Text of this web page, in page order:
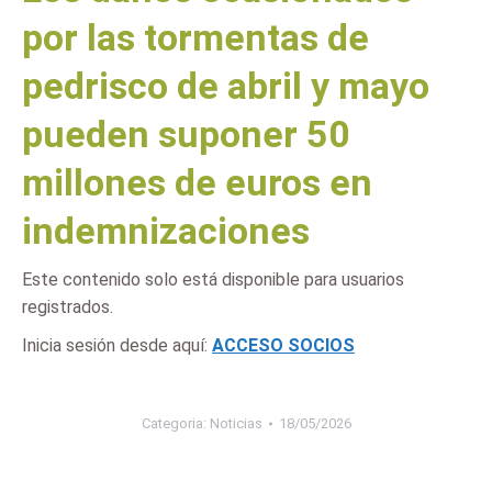
por las tormentas de
pedrisco de abril y mayo
pueden suponer 50
millones de euros en
indemnizaciones
Este contenido solo está disponible para usuarios
registrados.
Inicia sesión desde aquí: ACCESO SOCIOS
Categoria: Noticias 18/05/2026